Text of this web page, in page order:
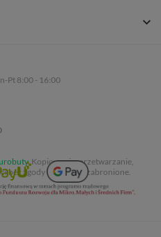
Pt 8:00 - 16:00
. Kopiowanie, przetwarzanie,
bez zgody autora jest zabronione.